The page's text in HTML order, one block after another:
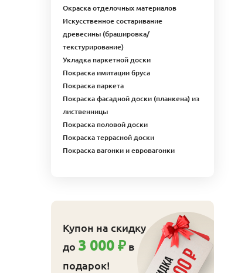
№ 5 100 шт/
Кляймер № 4
Окраска отделочных материалов
Искусственное состаривание
древесины (брашировка/
текстурирование)
Укладка паркетной доски
Покраска имитации бруса
Покраска паркета
Покраска фасадной доски (планкена) из
лиственницы
Покраска половой доски
Покраска террасной доски
Покраска вагонки и евровагонки
Купон на скидку
до 3 000 ₽ в
подарок!